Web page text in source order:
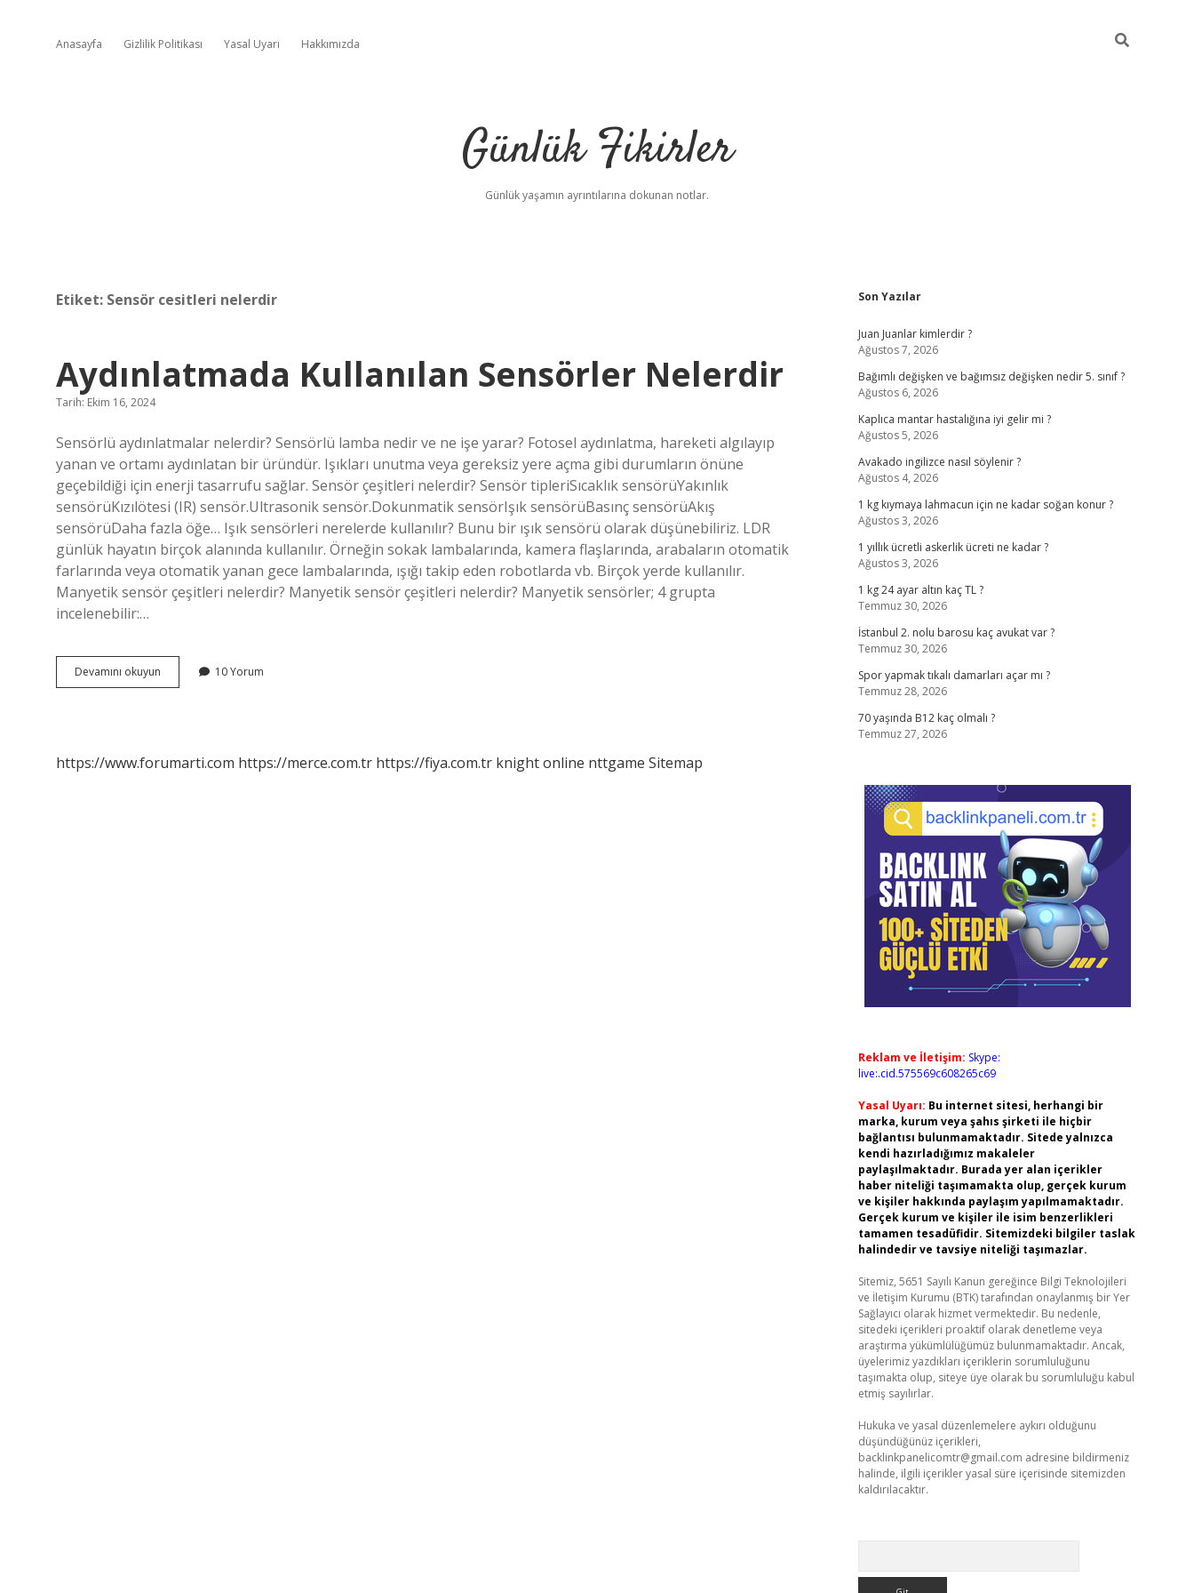
Anasayfa Gizlilik Politikası Yasal Uyarı Hakkımızda
Günlük Fikirler
Günlük yaşamın ayrıntılarına dokunan notlar.
Etiket: Sensör cesitleri nelerdir
Aydınlatmada Kullanılan Sensörler Nelerdir
Tarih: Ekim 16, 2024
Sensörlü aydınlatmalar nelerdir? Sensörlü lamba nedir ve ne işe yarar? Fotosel aydınlatma, hareketi algılayıp
yanan ve ortamı aydınlatan bir üründür. Işıkları unutma veya gereksiz yere açma gibi durumların önüne
geçebildiği için enerji tasarrufu sağlar. Sensör çeşitleri nelerdir? Sensör tipleriSıcaklık sensörüYakınlık
sensörüKızılötesi (IR) sensör.Ultrasonik sensör.Dokunmatik sensörIşık sensörüBasınç sensörüAkış
sensörüDaha fazla öğe… Işık sensörleri nerelerde kullanılır? Bunu bir ışık sensörü olarak düşünebiliriz. LDR
günlük hayatın birçok alanında kullanılır. Örneğin sokak lambalarında, kamera flaşlarında, arabaların otomatik
farlarında veya otomatik yanan gece lambalarında, ışığı takip eden robotlarda vb. Birçok yerde kullanılır.
Manyetik sensör çeşitleri nelerdir? Manyetik sensör çeşitleri nelerdir? Manyetik sensörler; 4 grupta
incelenebilir:…
Devamını okuyun Aydınlatmada
Kullanılan
10 Yorum
https://www.forumarti.com https://merce.com.tr https://fiya.com.tr knight online nttgame Sitemap
Sidebar
Son Yazılar
Juan Juanlar kimlerdir ?
Ağustos 7, 2026
Bağımlı değişken ve bağımsız değişken nedir 5. sınıf ?
Ağustos 6, 2026
Kaplıca mantar hastalığına iyi gelir mi ?
Ağustos 5, 2026
Avakado ingilizce nasıl söylenir ?
Ağustos 4, 2026
1 kg kıymaya lahmacun için ne kadar soğan konur ?
Ağustos 3, 2026
1 yıllık ücretli askerlik ücreti ne kadar ?
Ağustos 3, 2026
1 kg 24 ayar altın kaç TL ?
Temmuz 30, 2026
İstanbul 2. nolu barosu kaç avukat var ?
Temmuz 30, 2026
Spor yapmak tıkalı damarları açar mı ?
Temmuz 28, 2026
70 yaşında B12 kaç olmalı ?
Temmuz 27, 2026
Reklam ve İletişim: Skype:
live:.cid.575569c608265c69
Yasal Uyarı: Bu internet sitesi, herhangi bir
marka, kurum veya şahıs şirketi ile hiçbir
bağlantısı bulunmamaktadır. Sitede yalnızca
kendi hazırladığımız makaleler
paylaşılmaktadır. Burada yer alan içerikler
haber niteliği taşımamakta olup, gerçek kurum
ve kişiler hakkında paylaşım yapılmamaktadır.
Gerçek kurum ve kişiler ile isim benzerlikleri
tamamen tesadüfidir. Sitemizdeki bilgiler taslak
halindedir ve tavsiye niteliği taşımazlar.
Sitemiz, 5651 Sayılı Kanun gereğince Bilgi Teknolojileri
ve İletişim Kurumu (BTK) tarafından onaylanmış bir Yer
Sağlayıcı olarak hizmet vermektedir. Bu nedenle,
sitedeki içerikleri proaktif olarak denetleme veya
araştırma yükümlülüğümüz bulunmamaktadır. Ancak,
üyelerimiz yazdıkları içeriklerin sorumluluğunu
taşımakta olup, siteye üye olarak bu sorumluluğu kabul
etmiş sayılırlar.
Hukuka ve yasal düzenlemelere aykırı olduğunu
düşündüğünüz içerikleri,
backlinkpanelicomtr@gmail.com adresine bildirmeniz
halinde, ilgili içerikler yasal süre içerisinde sitemizden
kaldırılacaktır.